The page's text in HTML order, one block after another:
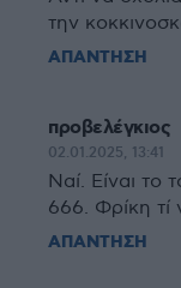
την
ΑΠΑΝΤΗΣΗ
προβελέγκιος
02.01.2025, 13:41
Ναί. Είναι το
666. Φρίκη
ΑΠΑΝΤΗΣΗ